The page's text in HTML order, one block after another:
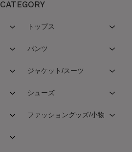
CATEGORY
トップス
パンツ
ジャケット/スーツ
シューズ
ファッショングッズ/小物